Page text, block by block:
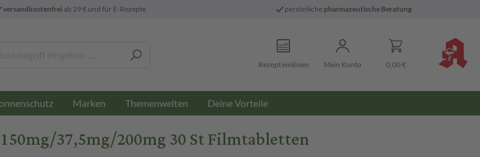
versandkostenfreiab 29 € und für E-Rezepte persönliche pharmazeutische Beratung
Rezept einlösen Mein Konto 0,00 €
Marken Themenwelten Deine Vorteile
37,5mg/200mg 30 St Filmtabletten